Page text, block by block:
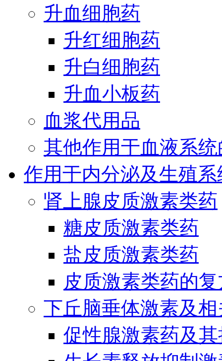
升血细胞药
升红细胞药
升白细胞药
升血小板药
血浆代用品
其他作用于血液系
作用于内分泌及生殖
肾上腺皮质激素类药
糖皮质激素类药
盐皮质激素类药
皮质激素类药的
下丘脑垂体激素及
促性腺激素药及